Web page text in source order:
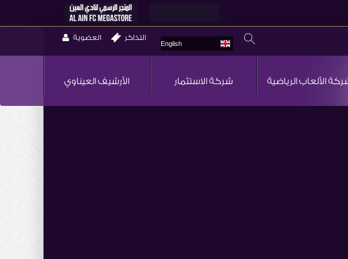
English
التذاكر العضوية
الأرشيف العيناوي شركة الاستثمار الألعاب الرياضية